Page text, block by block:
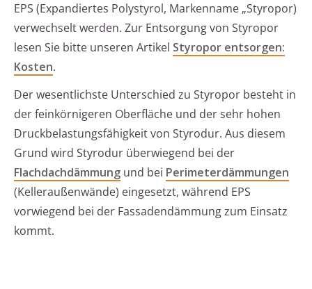
EPS (Expandiertes Polystyrol, Markenname „Styropor)
verwechselt werden. Zur Entsorgung von Styropor
lesen Sie bitte unseren Artikel Styropor entsorgen:
Kosten.
Der wesentlichste Unterschied zu Styropor besteht in
der feinkörnigeren Oberfläche und der sehr hohen
Druckbelastungsfähigkeit von Styrodur. Aus diesem
Grund wird Styrodur überwiegend bei der
Flachdachdämmung und bei Perimeterdämmungen
(Kelleraußenwände) eingesetzt, während EPS
vorwiegend bei der Fassadendämmung zum Einsatz
kommt.